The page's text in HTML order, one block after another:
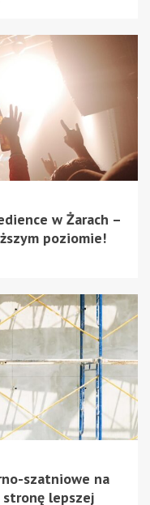
w Żarach –
poziomie!
szatniowe na
lepszej